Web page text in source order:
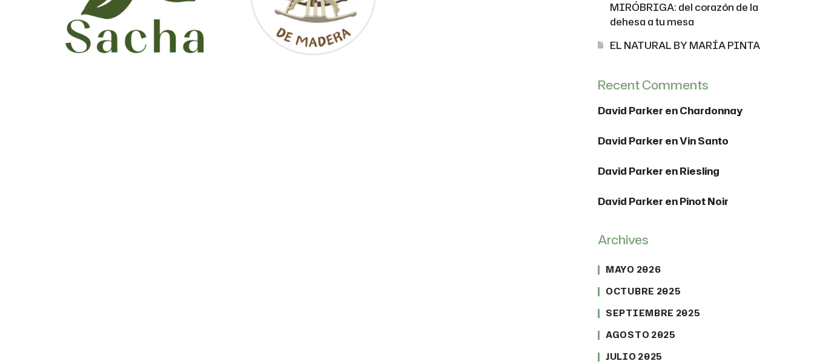
MIRÓBRIGA: del corazón de la
dehesa a tu mesa
EL NATURAL BY MARÍA PINTA
Recent Comments
David Parker enChardonnay
David Parker enVin Santo
David Parker enRiesling
David Parker enPinot Noir
Archives
MAYO 2026
OCTUBRE 2025
SEPTIEMBRE 2025
AGOSTO 2025
JULIO 2025